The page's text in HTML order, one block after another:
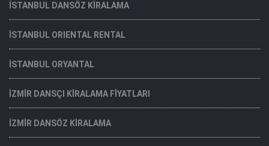
İSTANBUL DANSÖZ KİRALAMA
İSTANBUL ORIENTAL RENTAL
İSTANBUL ORYANTAL
İZMİR DANSÇI KİRALAMA FİYATLARI
İZMİR DANSÖZ KİRALAMA